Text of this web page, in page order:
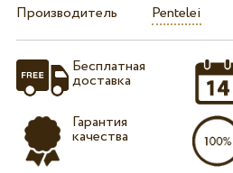
Производитель
Pentelei
Бесплатная
доставка
Гарантия
качества